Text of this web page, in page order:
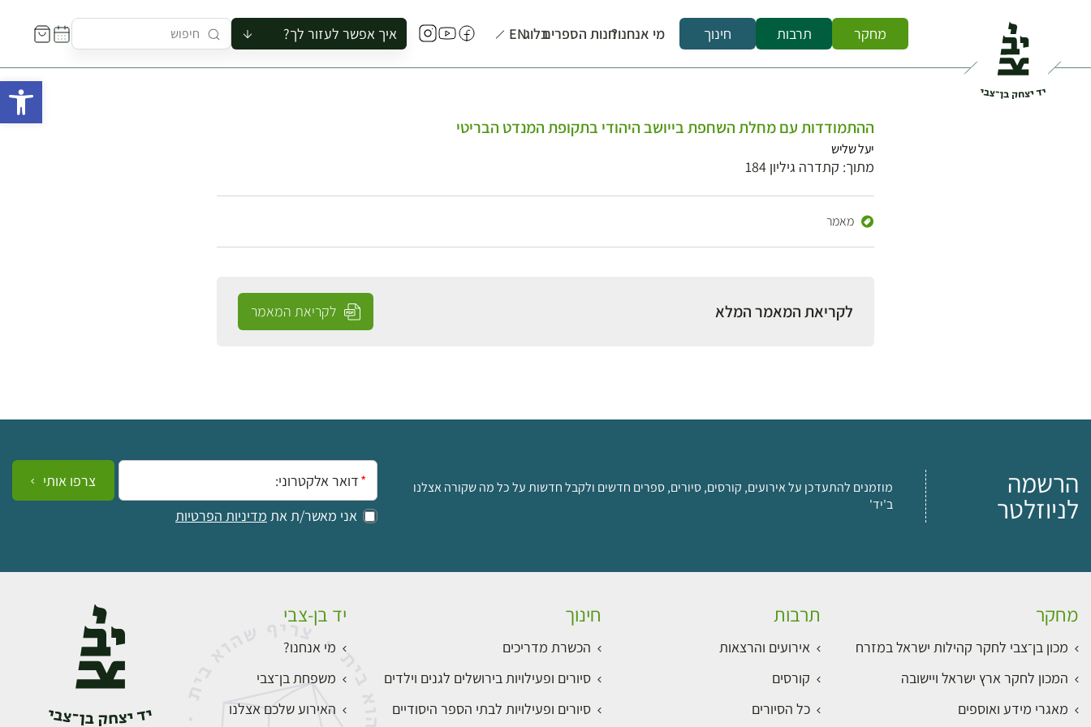
מחקר תרבות חינוך מי אנחנו?חנות הספריםבלוגEN איך אפשר לעזור לך?
להזמין סיור לקבוצה
ההתמודדות עם מחלת השחפת בייושב היהודי בתקופת המנדט הבריטי
יעל שליש
מתוך: קתדרה גיליון 184
מאמר
לקריאת המאמר המלא לקריאת המאמר
הרשמה
לניוזלטר
מוזמנים להתעדכן על אירועים, קורסים, סיורים, ספרים חדשים ולקבל חדשות על כל מה שקורה אצלנו
ב'יד'
אימייל:
אני מאשר/ת את מדיניות הפרטיות
צרפו אותי
מחקר
מכון בן־צבי לחקר קהילות ישראל במזרח
המכון לחקר ארץ ישראל ויישובה
מאגרי מידע ואוספים
תרבות
אירועים והרצאות
קורסים
כל הסיורים
חינוך
הכשרת מדריכים
סיורים ופעילויות בירושלים לגנים וילדים
סיורים ופעילויות לבתי הספר היסודיים
יד בן-צבי
מי אנחנו?
משפחת בן־צבי
האירוע שלכם אצלנו